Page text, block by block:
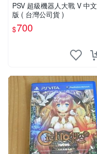
PSV 超級機器人大戰 V 中文
版 ( 台灣公司貨 )
$700